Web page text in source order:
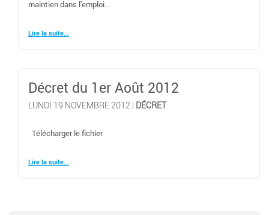
maintien dans l'emploi...
Lire la suite...
Décret du 1er Août 2012
LUNDI 19 NOVEMBRE 2012 | DÉCRET
Télécharger le fichier
Lire la suite...